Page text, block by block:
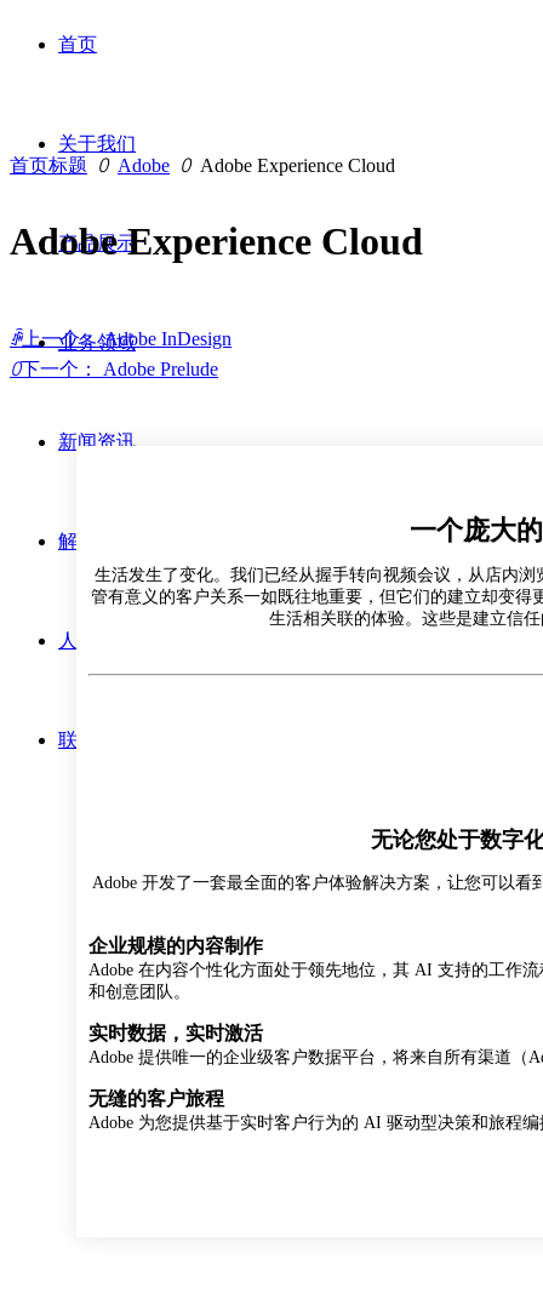
首页
关于我们
产品展示
业务领域
新闻资讯
解决方案
人才招聘
联系方式
首页标题 ꄲ Adobe ꄲ Adobe Experience Cloud
Adobe Experience Cloud
ꄴ上一个： Adobe InDesign
ꄲ下一个： Adobe Prelude
一个庞大
生活发生了变化。我们已经从握手转向视频会议，从店内
管有意义的客户关系一如既往地重要，但它们的建立却变
生活相关联的体验。这些是建立信
无论您处于数字
Adobe 开发了一套最全面的客户体验解决方案，让您可以
企业规模的内容制作
Adobe 在内容个性化方面处于领先地位，其 AI 支持的工作
和创意团队。
实时数据，实时激活
Adobe 提供唯一的企业级客户数据平台，将来自所有渠道（
无缝的客户旅程
Adobe 为您提供基于实时客户行为的 AI 驱动型决策和旅程